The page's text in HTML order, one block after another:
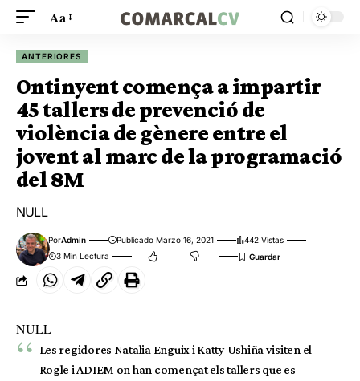
Aa
ANTERIORES
Ontinyent comença a impartir
45 tallers de prevenció de
violència de gènere entre el
jovent al marc de la programació
del 8M
NULL
PorAdmin Publicado Marzo 16, 2021
442 Vistas
3 Min Lectura
NULL
Les regidores Natalia Enguix i Katty Ushiña visiten el
Rogle i ADIEM on han començat els tallers que es